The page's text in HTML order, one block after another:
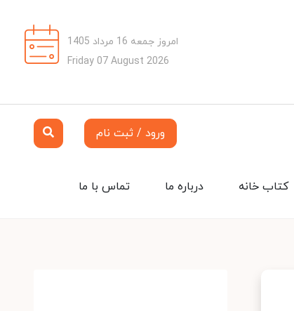
امروز جمعه 16 مرداد 1405
Friday 07 August 2026
ورود / ثبت نام
تماس با ما درباره ما کتاب خانه